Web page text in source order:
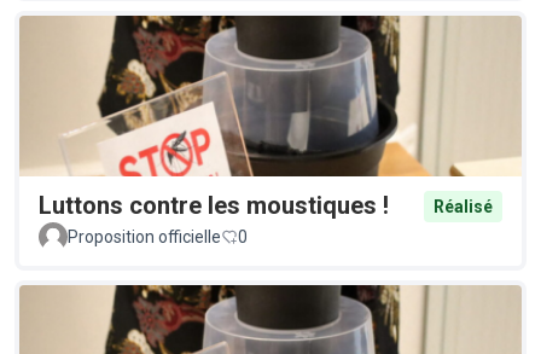
Luttons contre les moustiques !
Réalisé
Proposition officielle
0